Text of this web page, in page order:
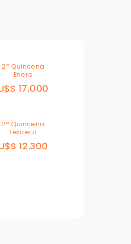
2ª Quincena
Enero
17.000
2ª Quincena
Febrero
12.300
identificar tu consulta en el sistema de gestión de
clientes.